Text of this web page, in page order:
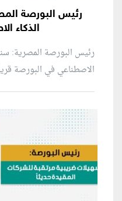
رئيس البورصة
الذكاء
رئيس البورصة المصرية:
الاصطناعي في البورصة